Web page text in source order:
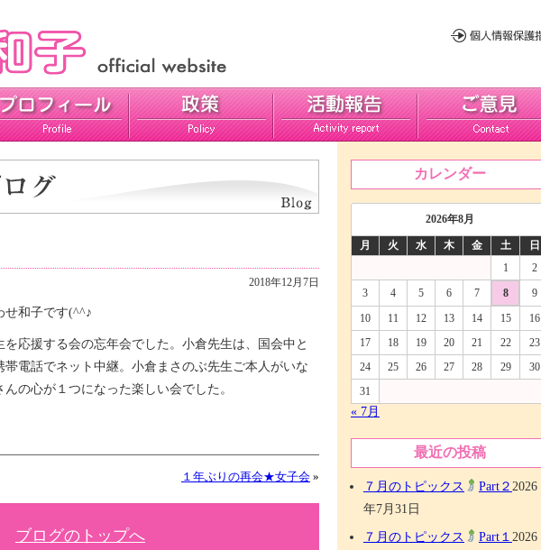
活動報告 ご意見
2018年12月7日
せ和子です(^^♪
応援する会の忘年会でした。小倉先生は、国会中と
電話でネット中継。小倉まさのぶ先生ご本人がいな
の心が１つになった楽しい会でした。
１年ぶりの再会★女子会 »
ブログのトップへ
カレンダー
2026年8月
月 火 水 木 金 土
日
1
2
3
4 5 6 7 8
9
10
11 12 13 14 15
16
17
18 19 20 21 22
23
24
25 26 27 28 29
30
31
« 7月
最近の投稿
７月のトピックス Part２ 2026
年7月31日
７月のトピックス Part１ 2026